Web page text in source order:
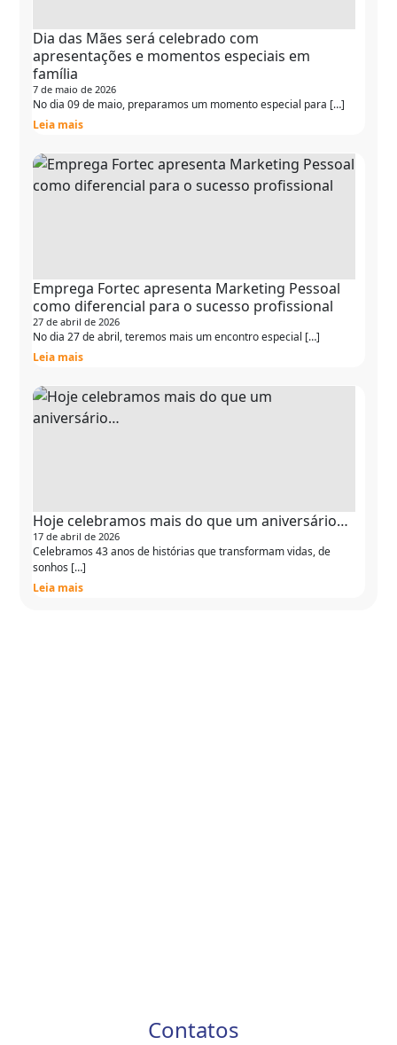
Dia das Mães será celebrado com
apresentações e momentos especiais em
família
7 de maio de 2026
No dia 09 de maio, preparamos um momento especial para […]
Leia mais
Emprega Fortec apresenta Marketing Pessoal
como diferencial para o sucesso profissional
27 de abril de 2026
No dia 27 de abril, teremos mais um encontro especial […]
Leia mais
Hoje celebramos mais do que um aniversário…
17 de abril de 2026
Celebramos 43 anos de histórias que transformam vidas, de
sonhos […]
Leia mais
Contatos